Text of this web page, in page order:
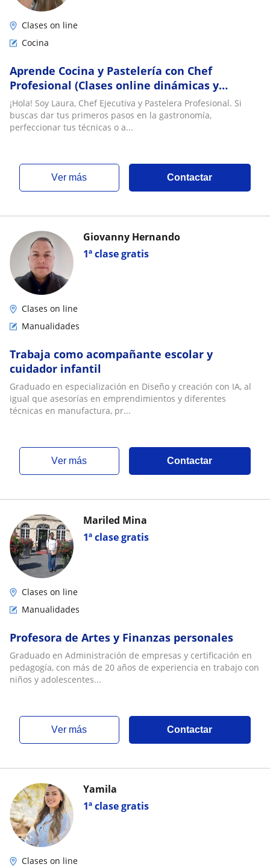
Clases on line
Cocina
Aprende Cocina y Pastelería con Chef
Profesional (Clases online dinámicas y
adaptadas a tu ritmo)
¡Hola! Soy Laura, Chef Ejecutiva y Pastelera Profesional. Si
buscas dar tus primeros pasos en la gastronomía,
perfeccionar tus técnicas o a...
ver más Contactar
1ª clase gratis
Giovanny Hernando
Clases on line
Manualidades
Trabaja como acompañante escolar y
cuidador infantil
Graduado en especialización en Diseño y creación con IA, al
igual que asesorías en emprendimientos y diferentes
técnicas en manufactura, pr...
ver más Contactar
1ª clase gratis
Mariled Mina
Clases on line
Manualidades
Profesora de Artes y Finanzas personales
Graduado en Administración de empresas y certificación en
pedagogía, con más de 20 años de experiencia en trabajo con
niños y adolescentes...
ver más Contactar
1ª clase gratis
Yamila
Clases on line